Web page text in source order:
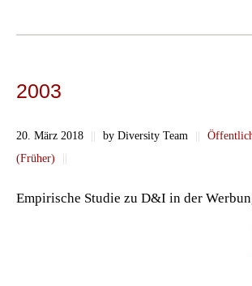
2003
20. März 2018 || by Diversity Team ||
(Früher)
||
Empirische Studie zu D&I in der